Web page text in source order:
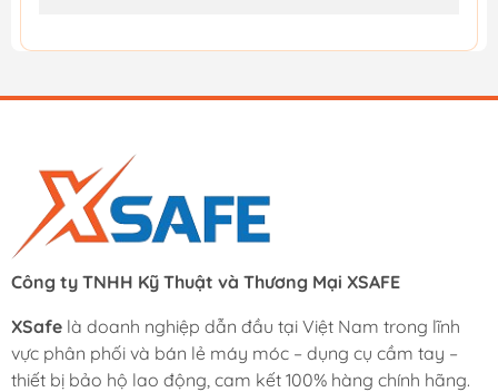
Công ty TNHH Kỹ Thuật và Thương Mại XSAFE
XSafe là doanh nghiệp dẫn đầu tại Việt Nam trong lĩnh
vực phân phối và bán lẻ máy móc – dụng cụ cầm tay –
thiết bị bảo hộ lao động, cam kết 100% hàng chính hãng.